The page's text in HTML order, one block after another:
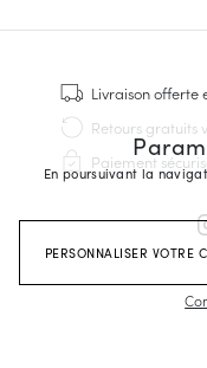
En poursuivant la
PERSONNALISER VOTRE
Baskets
Cousu Goodyear
Derbies & Richelieu
Richelieus Homme
Sandales &
Sacoches Business
Baskets Blanches
Livraison offerte
Retours gratuits
Paiement